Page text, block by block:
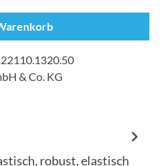
& Co. KG
robust, elastisch